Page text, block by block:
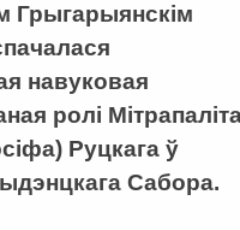
Грыгарыянскім
навуковая
ролі
Руцкага ў
Сабора.